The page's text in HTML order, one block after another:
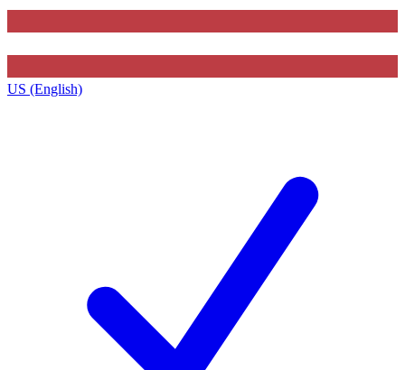
US (English)